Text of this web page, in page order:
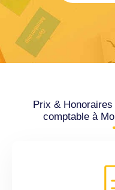
Prix &
comptable à